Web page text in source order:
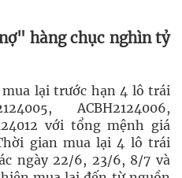
hàng chục nghìn tỷ
mua lại trước hạn 4 lô trái
ACBH2124006,
với tổng mệnh giá
gian mua lại 4 lô trái
ngày 22/6, 23/6, 8/7 và